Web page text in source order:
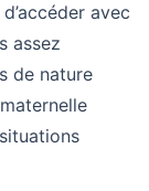
avec
assez
de nature